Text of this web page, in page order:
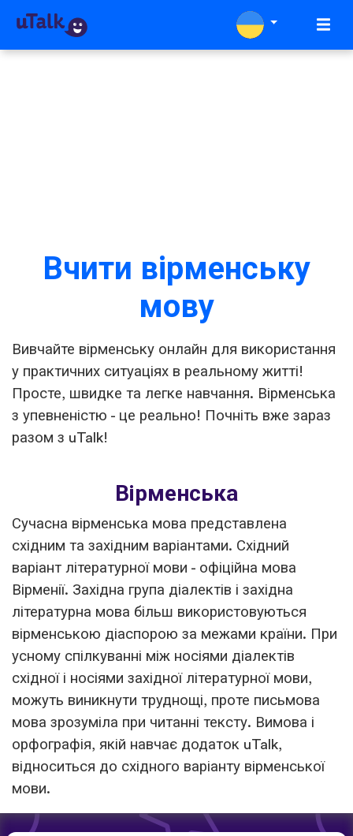
Вчити вірменську
мову
Вивчайте вірменську онлайн для використання
у практичних ситуаціях в реальному житті!
Просте, швидке та легке навчання. Вірменська
з упевненістю - це реально! Почніть вже зараз
разом з uTalk!
Вірменська
Сучасна вірменська мова представлена
східним та західним варіантами. Східний
варіант літературної мови - офіційна мова
Вірменії. Західна група діалектів і західна
літературна мова більш використовуються
вірменською діаспорою за межами країни. При
усному спілкуванні між носіями діалектів
східної і носіями західної літературної мови,
можуть виникнути труднощі, проте письмова
мова зрозуміла при читанні тексту. Вимова і
орфографія, якій навчає додаток uTalk,
відноситься до східного варіанту вірменської
мови.